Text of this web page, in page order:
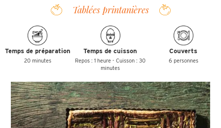
Tablées printanières
Temps de préparation
20 minutes
Temps de cuisson
Repos : 1 heure - Cuisson : 30
minutes
Couverts
6 personnes